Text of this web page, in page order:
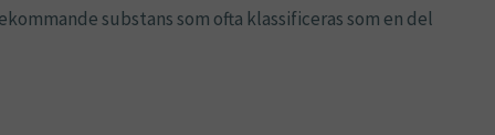
substans som ofta klassificeras som en del